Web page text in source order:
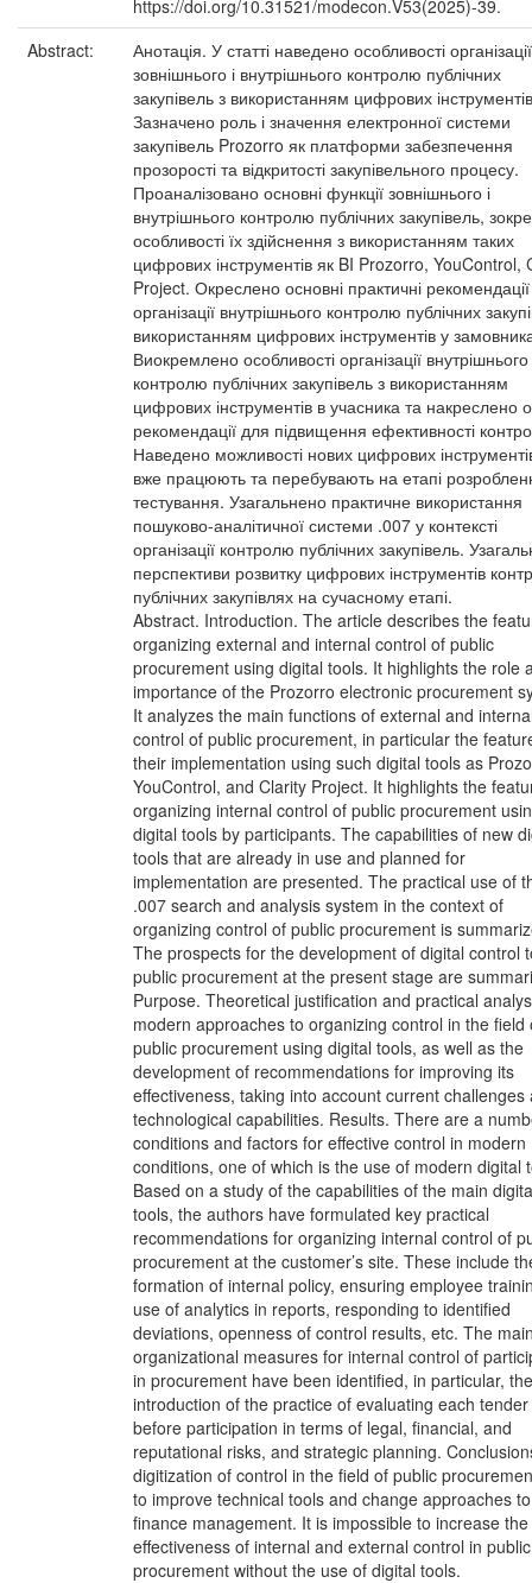
https://doi.org/10.31521/modecon.V53(2025)-39.
Abstract:
Анотація. У статті наведено особливості організації
зовнішнього і внутрішнього контролю публічних
закупівель з використанням цифрових
Зазначено роль і значення електронної системи
закупівель Prozorro як платформи забезпечення
прозорості та відкритості закупівельного процесу.
Проаналізовано основні функції зовнішнього і
внутрішнього контролю публічних закупівель,
особливості їх здійснення з використанням таких
цифрових інструментів як BI Prozorro, YouControl,
Project. Окреслено основні практичні
організації внутрішнього контролю публічних
використанням цифрових інструментів у
Виокремлено особливості організації внутрішнього
контролю публічних закупівель з використанням
цифрових інструментів в учасника та накреслено
рекомендації для підвищення ефективності
Наведено можливості нових цифрових
вже працюють та перебувають на етапі
тестування. Узагальнено практичне використання
пошуково-аналітичної системи .007 у контексті
організації контролю публічних закупівель.
перспективи розвитку цифрових інструментів
публічних закупівлях на сучасному етапі.
Abstract. Introduction. The article describes the
organizing external and internal control of public
procurement using digital tools. It highlights the role
importance of the Prozorro electronic procurement
It analyzes the main functions of external and
control of public procurement, in particular the
their implementation using such digital tools as
YouControl, and Clarity Project. It highlights the
organizing internal control of public procurement
digital tools by participants. The capabilities of new
tools that are already in use and planned for
implementation are presented. The practical use of
.007 search and analysis system in the context of
organizing control of public procurement is
The prospects for the development of digital control
public procurement at the present stage are
Purpose. Theoretical justification and practical
modern approaches to organizing control in the field
public procurement using digital tools, as well as the
development of recommendations for improving its
effectiveness, taking into account current challenges
technological capabilities. Results. There are a
conditions and factors for effective control in modern
conditions, one of which is the use of modern digital
Based on a study of the capabilities of the main
tools, the authors have formulated key practical
recommendations for organizing internal control of
procurement at the customer’s site. These include
formation of internal policy, ensuring employee
use of analytics in reports, responding to identified
deviations, openness of control results, etc. The
organizational measures for internal control of
in procurement have been identified, in particular, the
introduction of the practice of evaluating each tender
before participation in terms of legal, financial, and
reputational risks, and strategic planning.
digitization of control in the field of public
to improve technical tools and change approaches
finance management. It is impossible to increase the
effectiveness of internal and external control in public
procurement without the use of digital tools.